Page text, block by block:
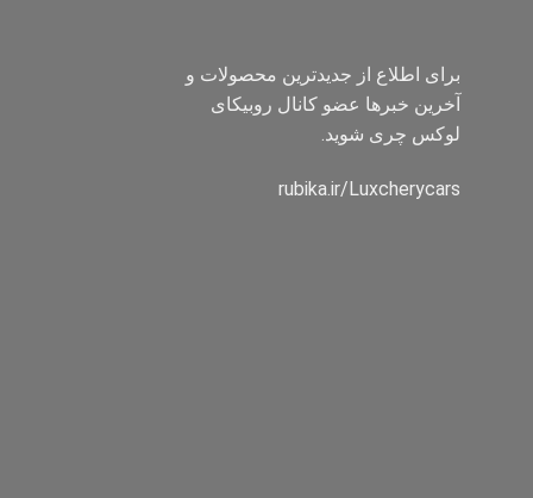
برای اطلاع از جدیدترین محصولات و
آخرین خبرها عضو کانال روبیکای
لوکس چری شوید.
rubika.ir/Luxcherycars